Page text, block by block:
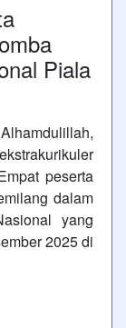
Piala
peserta
dalam
yang
2025 di